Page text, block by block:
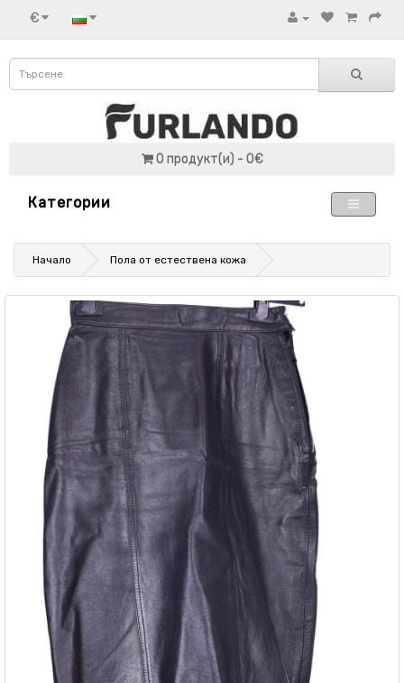
€
0 продукт(и) - 0€
Категории
Начало Пола от естествена кожа